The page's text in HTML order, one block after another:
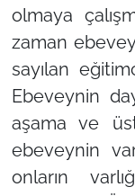
olmaya
zaman
sayılan
Ebeveynin
aşama ve
ebeveynin
onların